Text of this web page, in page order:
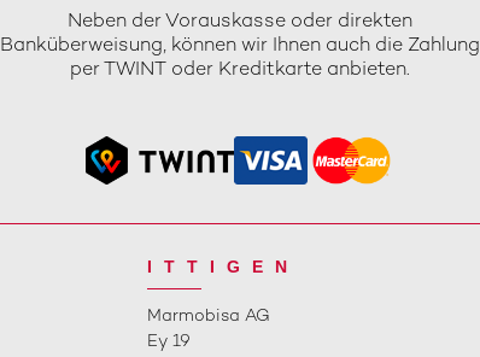
Neben der Vorauskasse oder direkten
Banküberweisung, können wir Ihnen auch die Zahlung
per TWINT oder Kreditkarte anbieten.
ITTIGEN
Marmobisa AG
Ey 19